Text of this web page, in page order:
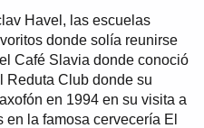
Havel, las escuelas
donde solía reunirse
Café Slavia donde conoció
Reduta Club donde su
en 1994 en su visita a
la famosa cervecería El